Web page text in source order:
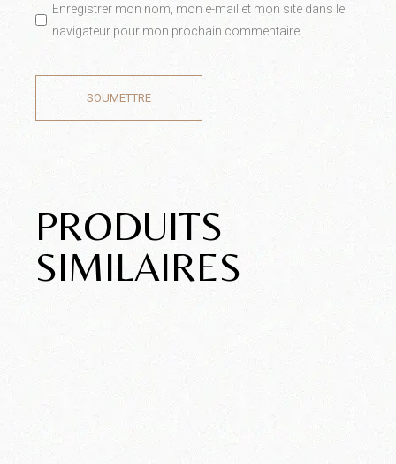
Enregistrer mon nom, mon e-mail et mon site dans le
navigateur pour mon prochain commentaire.
SOUMETTRE
PRODUITS
SIMILAIRES